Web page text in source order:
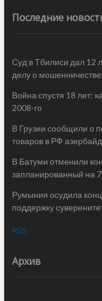
Последние
Суд в Тбилиси дал 12
делу о
Война спустя 18 лет:
2008-го
В Грузии сообщили о
товаров в РФ
В Батуми отменили
запланированный на 7
Румыния осудила
поддержку
RSS
Архив